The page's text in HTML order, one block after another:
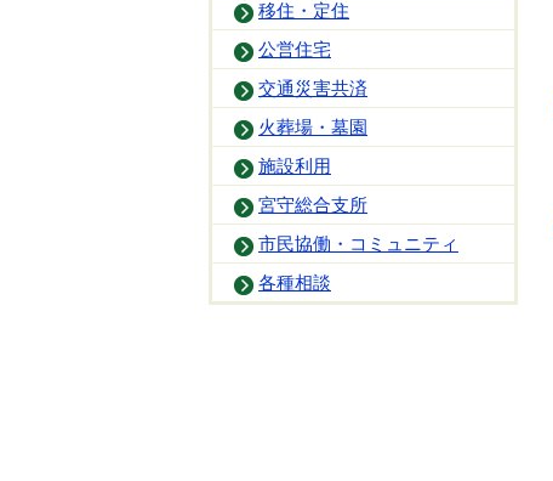
移住・定住
公営住宅
交通災害共済
火葬場・墓園
施設利用
宮守総合支所
市民協働・コミュニティ
各種相談